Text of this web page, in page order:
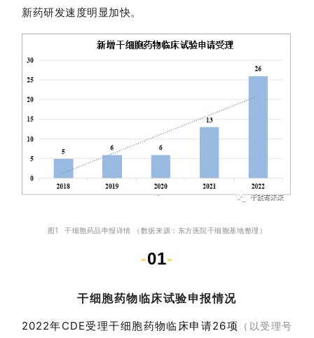
新药研发速度明显加快。
图1 干细胞药品申报详情 （数据来源：东方医院干细胞基地整理）
-01-
干细胞药物临床试验申报情况
2022年CDE受理干细胞药物临床申请26项
（以受理号